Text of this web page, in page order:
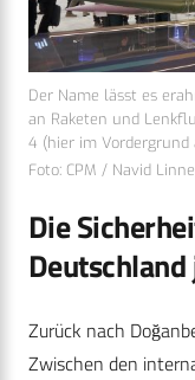
Der Name lässt es
an Raketen und
4 (hier im Vordergrund
Foto: CPM / Navid
Die
Zurück nach
Zwischen den